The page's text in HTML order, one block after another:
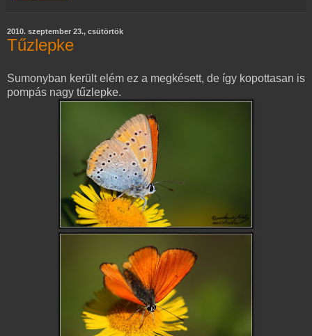
2010. szeptember 23., csütörtök
Tűzlepke
Sumonyban került elém ez a megkésett, de így kopottasan is
pompás nagy tűzlepke.